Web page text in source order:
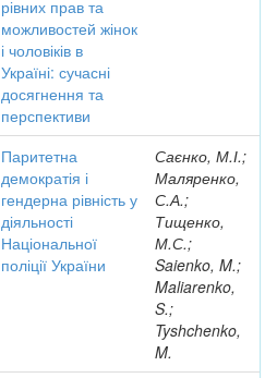
рівних прав та
можливостей жінок
і чоловіків в
Україні: сучасні
досягнення та
перспективи
Паритетна
демократія і
гендерна рівність у
діяльності
Національної
поліції України
Саєнко, М.І.;
Маляренко,
С.А.;
Тищенко,
М.С.;
Saienko, M.;
Maliarenko,
S.;
Tyshchenko,
M.